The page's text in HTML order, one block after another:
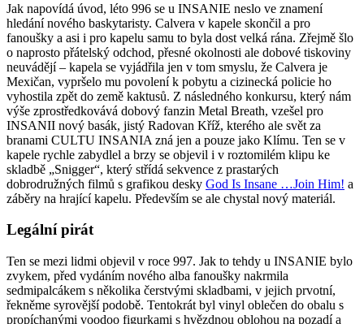
Jak napovídá úvod, léto 996 se u INSANIE neslo ve znamení
hledání nového baskytaristy. Calvera v kapele skončil a pro
fanoušky a asi i pro kapelu samu to byla dost velká rána. Zřejmě šlo
o naprosto přátelský odchod, přesné okolnosti ale dobové tiskoviny
neuvádějí – kapela se vyjádřila jen v tom smyslu, že Calvera je
Mexičan, vypršelo mu povolení k pobytu a cizinecká policie ho
vyhostila zpět do země kaktusů. Z následného konkursu, který nám
výše zprostředkovává dobový fanzin Metal Breath, vzešel pro
INSANII nový basák, jistý Radovan Kříž, kterého ale svět za
branami CULTU INSANIA zná jen a pouze jako Klímu. Ten se v
kapele rychle zabydlel a brzy se objevil i v roztomilém klipu ke
skladbě „Snigger“, který střídá sekvence z prastarých
dobrodružných filmů s grafikou desky God Is Insane …Join Him! a
záběry na hrající kapelu. Především se ale chystal nový materiál.
Legální pirát
Ten se mezi lidmi objevil v roce 997. Jak to tehdy u INSANIE bylo
zvykem, před vydáním nového alba fanoušky nakrmila
sedmipalcákem s několika čerstvými skladbami, v jejich prvotní,
řekněme syrovější podobě. Tentokrát byl vinyl oblečen do obalu s
propíchanými voodoo figurkami s hvězdnou oblohou na pozadí a